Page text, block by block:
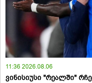
11:36 2026.08.06
ვინისიუსი "რეალში"